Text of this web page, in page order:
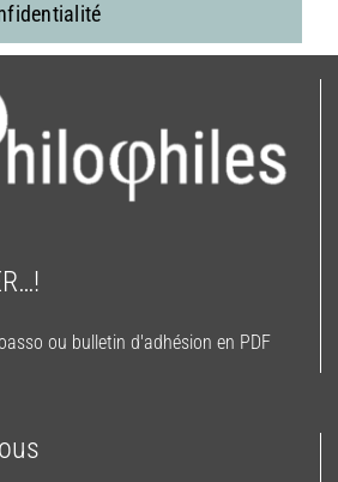
ou bulletin d'adhésion en PDF